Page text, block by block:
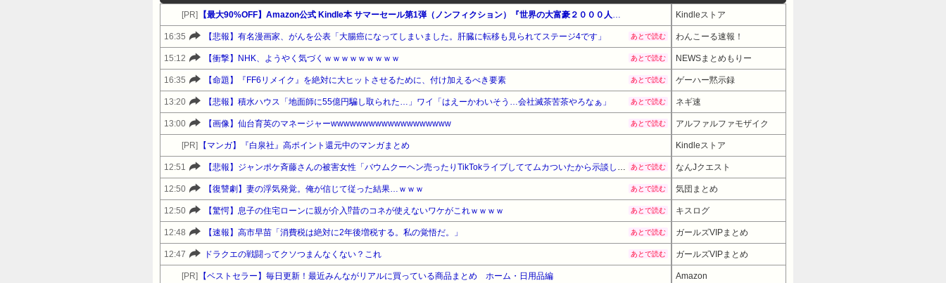
[PR] 【最大90%OFF】Amazon公式 Kindle本 サマーセール第1弾（ノンフィクション）『世界の大富豪２０００人がこっそり教えてくれたこと』他 Kindleストア
16:35 【悲報】有名漫画家、がんを公表「大腸癌になってしまいました。肝臓に転移も見られてステージ4です」 あとで読む わんこーる速報！
15:12 【衝撃】NHK、ようやく気づくｗｗｗｗｗｗｗｗｗ あとで読む NEWSまとめもりー
16:35 【命題】『FF6リメイク』を絶対に大ヒットさせるために、付け加えるべき要素 あとで読む ゲーハー黙示録
13:20 【悲報】積水ハウス「地面師に55億円騙し取られた…」ワイ「はえーかわいそう…会社滅茶苦茶やろなぁ」 あとで読む ネギ速
13:00 【画像】仙台育英のマネージャーwwwwwwwwwwwwwwwwwww あとで読む アルファルファモザイク
[PR] 【マンガ】『白泉社』高ポイント還元中のマンガまとめ Kindleストア
12:51 【悲報】ジャンポケ斉藤さんの被害女性「バウムクーヘン売ったりTikTokライブしててムカついたから示談しなかった」・・・・・・・・・ あとで読む なんJクエスト
12:50 【復讐劇】妻の浮気発覚。俺が信じて従った結果…ｗｗｗ あとで読む 気団まとめ
12:50 【驚愕】息子の住宅ローンに親が介入⁉昔のコネが使えないワケがこれｗｗｗｗ あとで読む キスログ
12:48 【速報】高市早苗「消費税は絶対に2年後増税する。私の覚悟だ。」 あとで読む ガールズVIPまとめ
12:47 ドラクエの戦闘ってクソつまんなくない？これ あとで読む ガールズVIPまとめ
[PR] 【ベストセラー】毎日更新！最近みんながリアルに買っている商品まとめ ホーム・日用品編 Amazon